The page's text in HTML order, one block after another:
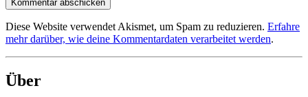
Diese Website verwendet Akismet, um Spam zu reduzieren. Erfahre
mehr darüber, wie deine Kommentardaten verarbeitet werden.
Über